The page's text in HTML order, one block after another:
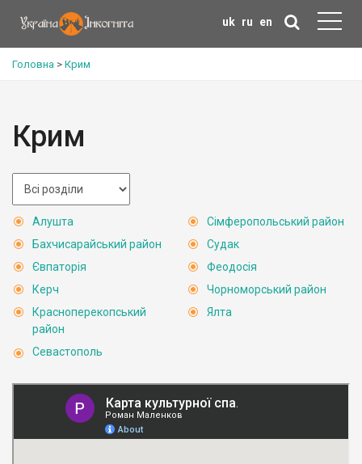
uk ru en
Головна > Крим
Крим
Алушта
Бахчисарайський район
Євпаторія
Керч
Красноперекопський
район
Севастополь
Сімферопольський район
Судак
Феодосія
Чорноморський район
Ялта